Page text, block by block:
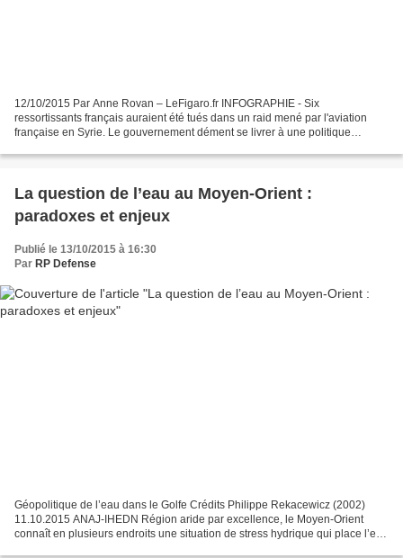
12/10/2015 Par Anne Rovan – LeFigaro.fr INFOGRAPHIE - Six
ressortissants français auraient été tués dans un raid mené par l'aviation
française en Syrie. Le gouvernement dément se livrer à une politique
La question de l’eau au Moyen-Orient :
paradoxes et enjeux
Publié le 13/10/2015 à 16:30
Par RP Defense
Géopolitique de l’eau dans le Golfe Crédits Philippe Rekacewicz (2002)
11.10.2015 ANAJ-IHEDN Région aride par excellence, le Moyen-Orient
connaît en plusieurs endroits une situation de stress hydrique qui place l’eau